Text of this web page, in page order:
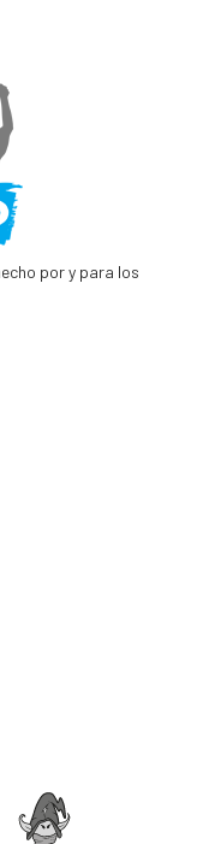
por y para los